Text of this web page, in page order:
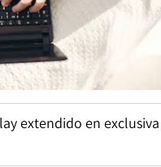
extendido en exclusiva